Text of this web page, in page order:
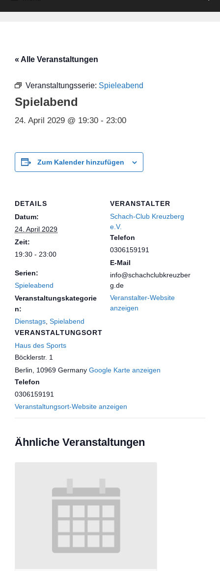
« Alle Veranstaltungen
Veranstaltungsserie: Spieleabend
Spielabend
24. April 2029 @ 19:30 - 23:00
Zum Kalender hinzufügen
DETAILS
Datum:
24. April 2029
Zeit:
19:30 - 23:00
Serien:
Spieleabend
Veranstaltungskategorie
n:
Dienstags Spielabend
VERANSTALTUNGSORT
Haus des Sports
Böcklerstr. 1
Berlin
10969 Germany Google Karte anzeigen
Telefon
0306159191
Veranstaltungsort-Website anzeigen
VERANSTALTER
Schach-Club Kreuzberg
e.V.
Telefon
0306159191
E-Mail
info@schachclubkreuzber
g.de
Veranstalter-Website
anzeigen
Ähnliche Veranstaltungen